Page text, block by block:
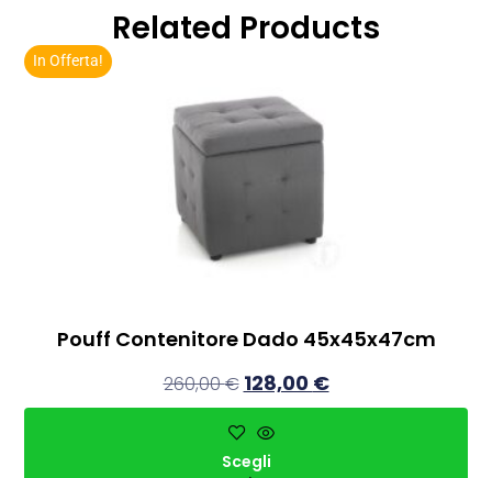
Related Products
In Offerta!
Pouff Contenitore Dado 45x45x47cm
260,00€ 128,00 €
Scegli